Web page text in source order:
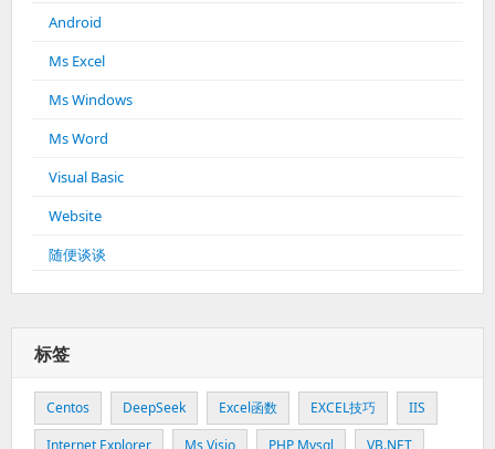
Android
Ms Excel
Ms Windows
Ms Word
Visual Basic
Website
随便谈谈
标签
Centos DeepSeek Excel函数 EXCEL技巧
IIS
Internet Explorer
Ms Visio PHP Mysql VB.NET